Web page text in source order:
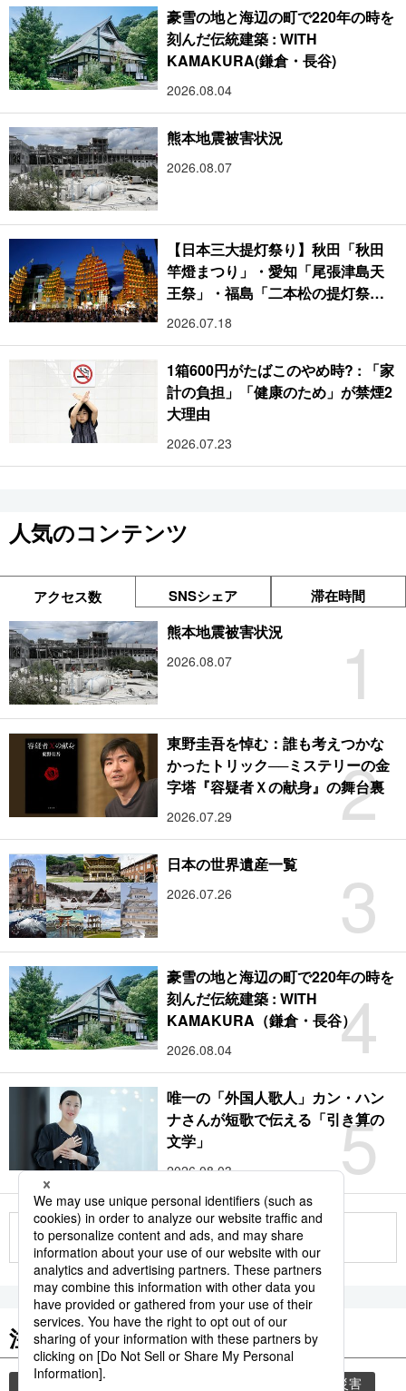
豪雪の地と海辺の町で220年の時を
刻んだ伝統建築 : WITH
KAMAKURA(鎌倉・長谷)
2026.08.04
熊本地震被害状況
2026.08.07
【日本三大提灯祭り】秋田「秋田
竿燈まつり」・愛知「尾張津島天
王祭」・福島「二本松の提灯祭
り」:おびただしい灯火が夜空を照
2026.07.18
1箱600円がたばこのやめ時? : 「家
計の負担」「健康のため」が禁煙2
大理由
2026.07.23
人気のコンテンツ
アクセス数 SNSシェア 滞在時間
1
熊本地震被害状況
2026.08.07
2
東野圭吾を悼む：誰も考えつかな
かったトリック──ミステリーの金
字塔『容疑者Ｘの献身』の舞台裏
2026.07.29
3
日本の世界遺産一覧
2026.07.26
4
豪雪の地と海辺の町で220年の時を
刻んだ伝統建築 : WITH
KAMAKURA（鎌倉・長谷）
2026.08.04
5
唯一の「外国人歌人」カン・ハン
ナさんが短歌で伝える「引き算の
文学」
2026.08.03
もっと見る
注目のキーワード
共同通信ニュース 気象・災害